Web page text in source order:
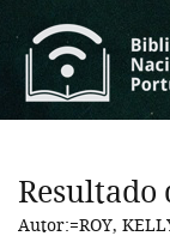
Resultado
Autor:=ROY,